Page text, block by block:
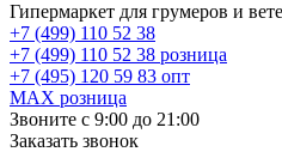
Гипермаркет для грумеров и
+7 (499) 110 52 38
+7 (499) 110 52 38 розница
+7 (495) 120 59 83 опт
MAX розница
Звоните с 9:00 до 21:00
Заказать звонок